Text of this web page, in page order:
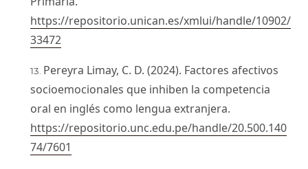
https://repositorio.unican.es/xmlui/handle/10902/
33472
Pereyra Limay, C. D. (2024). Factores afectivos
socioemocionales que inhiben la competencia
oral en inglés como lengua extranjera.
https://repositorio.unc.edu.pe/handle/20.500.140
74/7601